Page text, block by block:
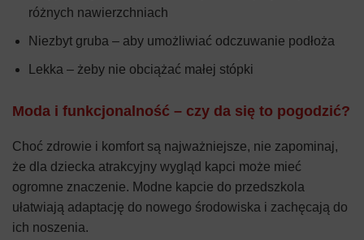
różnych nawierzchniach
Niezbyt gruba – aby umożliwiać odczuwanie podłoża
Lekka – żeby nie obciążać małej stópki
Moda i funkcjonalność – czy da się to pogodzić?
Choć zdrowie i komfort są najważniejsze, nie zapominaj,
że dla dziecka atrakcyjny wygląd kapci może mieć
ogromne znaczenie. Modne kapcie do przedszkola
ułatwiają adaptację do nowego środowiska i zachęcają do
ich noszenia.